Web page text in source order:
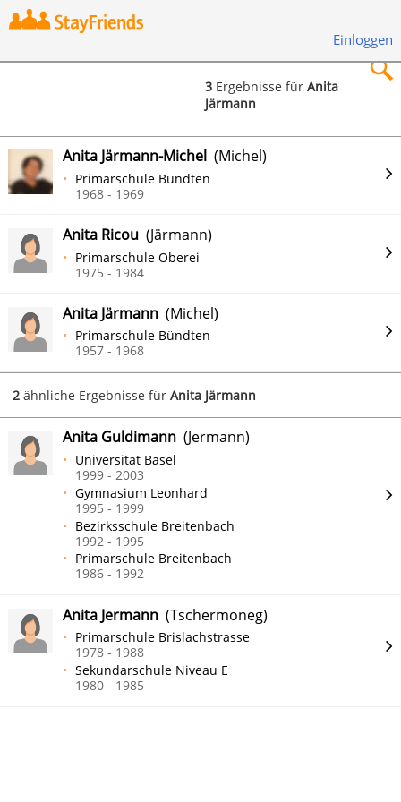
Einloggen
Suchen
3Ergebnisse für Anita
Järmann
Anita Järmann-Michel (Michel)
Primarschule Bündten
1968 - 1969
Anita Ricou (Järmann)
Primarschule Oberei
1975 - 1984
Anita Järmann (Michel)
Primarschule Bündten
1957 - 1968
2 ähnliche Ergebnisse fürAnita Järmann
Anita Guldimann (Jermann)
Universität Basel
1999 - 2003
Gymnasium Leonhard
1995 - 1999
Bezirksschule Breitenbach
1992 - 1995
Primarschule Breitenbach
1986 - 1992
Anita Jermann (Tschermoneg)
Primarschule Brislachstrasse
1978 - 1988
Sekundarschule Niveau E
1980 - 1985